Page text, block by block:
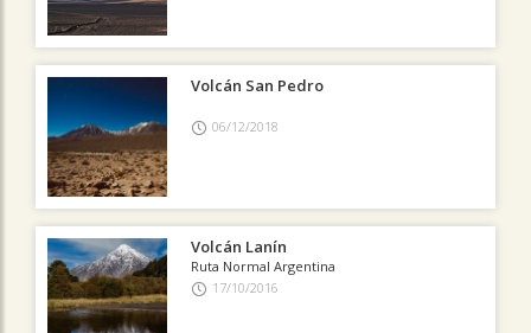
Volcán San Pedro
06/12/2018
Volcán Lanín
Ruta Normal Argentina
17/10/2016